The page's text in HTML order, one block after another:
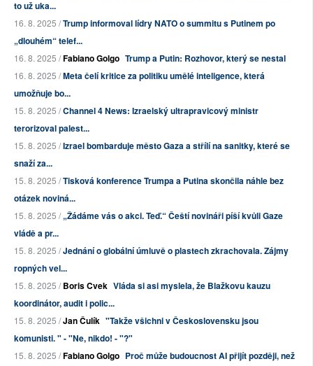
to už uka...
16. 8. 2025 /Trump informoval lídry NATO o summitu s Putinem po
„dlouhém“ telef...
16. 8. 2025 /Fabiano Golgo Trump a Putin: Rozhovor, který se nestal
16. 8. 2025 /Meta čelí kritice za politiku umělé inteligence, která
umožňuje bo...
15. 8. 2025 /Channel 4 News: Izraelský ultrapravicový ministr
terorizoval palest...
15. 8. 2025 /Izrael bombarduje město Gaza a střílí na sanitky, které se
snaží za...
15. 8. 2025 /Tisková konference Trumpa a Putina skončila náhle bez
otázek noviná...
15. 8. 2025 /„Žádáme vás o akci. Teď.“ Čeští novináři píší kvůli Gaze
vládě a pr...
15. 8. 2025 /Jednání o globální úmluvě o plastech zkrachovala. Zájmy
ropných vel...
15. 8. 2025 /Boris Cvek Vláda si asi myslela, že Blažkovu kauzu
koordinátor, audit i polic...
15. 8. 2025 /Jan Čulík "Takže všichni v Československu jsou
komunisti. " - "Ne, nikdo! - "?"
15. 8. 2025 /Fabiano Golgo Proč může budoucnost AI přijít později, než